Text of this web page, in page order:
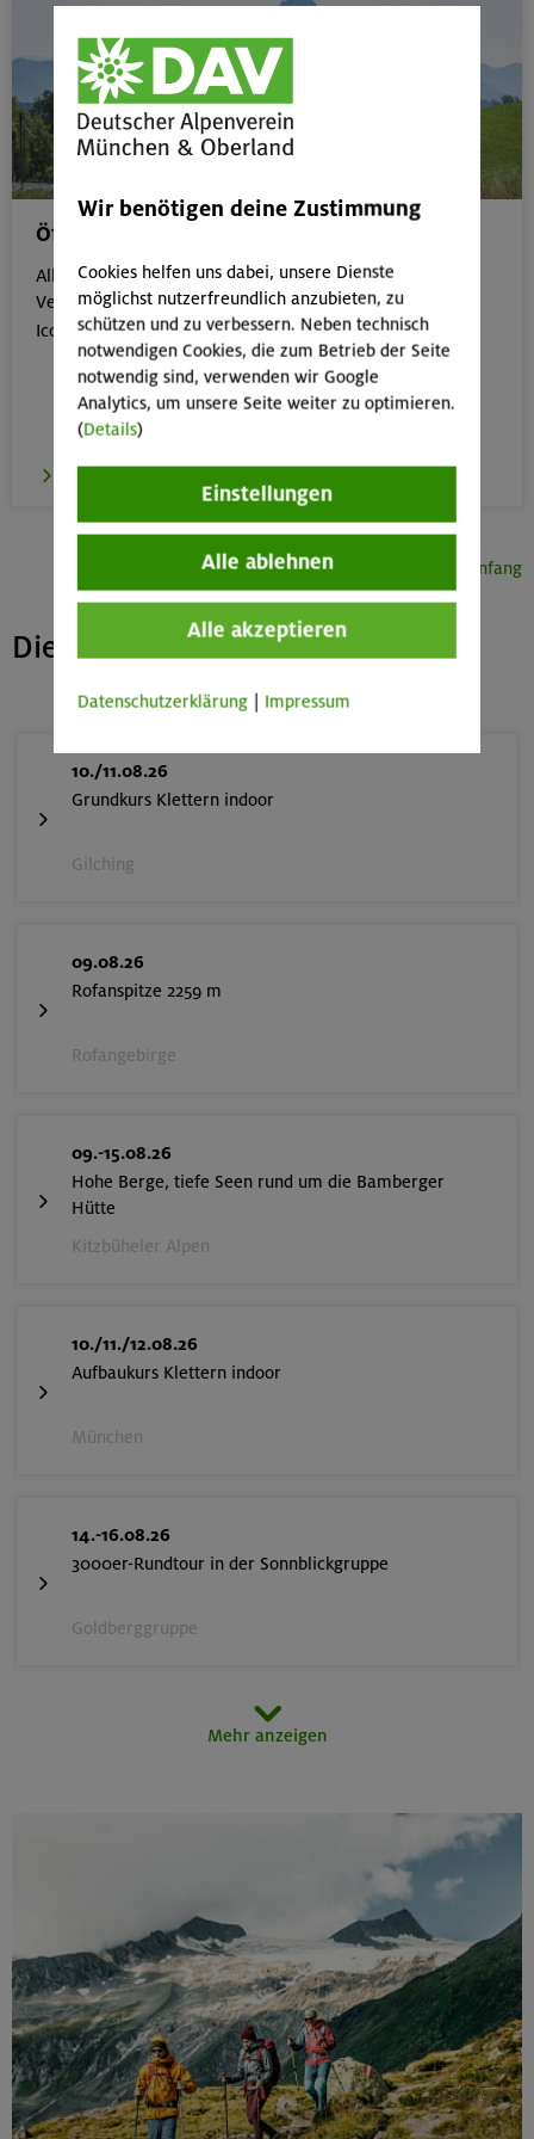
Öffentliche Anreise
Alle Veranstaltungen, die gut mit öffentlichen
Verkehrsmitteln erreichbar sind, erkennst du an dem
Icon: 
zur Übersicht
Seitenanfang
Die nächsten freien Plätze
10./11.08.26
Grundkurs Klettern indoor
Gilching
09.08.26
Rofanspitze 2259 m
Rofangebirge
09.-15.08.26
Hohe Berge, tiefe Seen rund um die Bamberger
Hütte
Kitzbüheler Alpen
10./11./12.08.26
Aufbaukurs Klettern indoor
München
14.-16.08.26
3000er-Rundtour in der Sonnblickgruppe
Goldberggruppe
Klettertreff indoor
München
15.-16.08.26
Mehr anzeigen
Wir benötigen deine Zustimmung
Cookies helfen uns dabei, unsere Dienste
möglichst nutzerfreundlich anzubieten, zu
schützen und zu verbessern. Neben technisch
notwendigen Cookies, die zum Betrieb der Seite
notwendig sind, verwenden wir Google
Analytics, um unsere Seite weiter zu optimieren.
(Details)
Einstellungen
Alle ablehnen
Alle akzeptieren
Datenschutzerklärung Impressum